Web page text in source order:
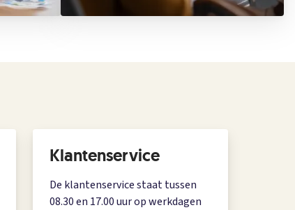
Klantenservice
De klantenservice staat tussen
08.30 en 17.00 uur op werkdagen